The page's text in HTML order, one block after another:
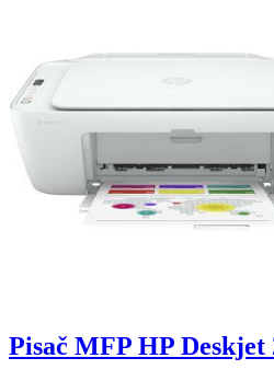
Pisač MFP HP Deskjet